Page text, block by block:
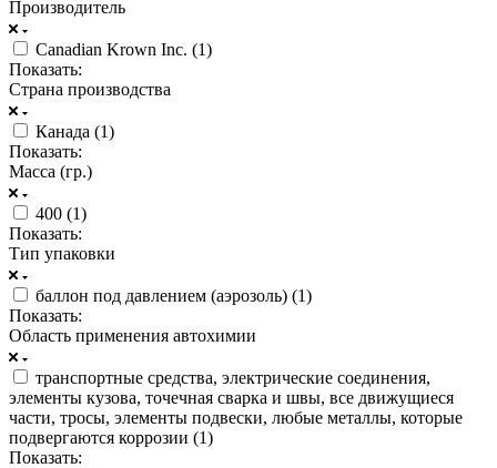
Производитель
Canadian Krown Inc. (1)
Показать:
Страна производства
Канада (1)
Показать:
Масса (гр.)
400 (1)
Показать:
Тип упаковки
баллон под давлением (аэрозоль) (1)
Показать:
Область применения автохимии
транспортные средства, электрические соединения,
элементы кузова, точечная сварка и швы, все движущиеся
части, тросы, элементы подвески, любые металлы, которые
подвергаются коррозии (1)
Показать: